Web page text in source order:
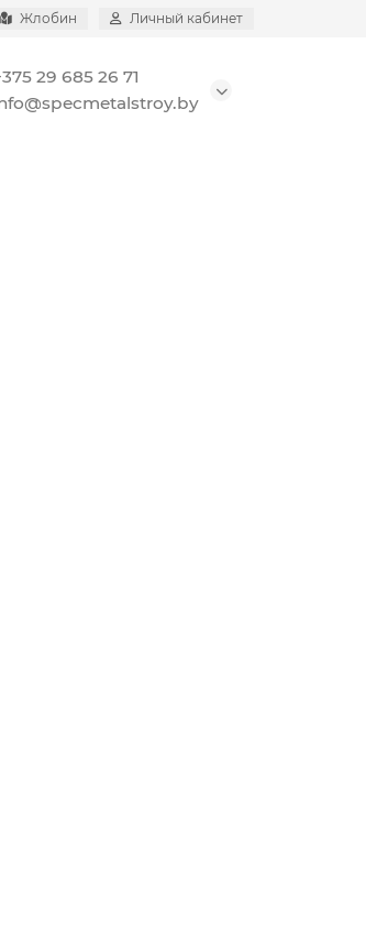
Жлобин Личный кабинет
29 685 26 71